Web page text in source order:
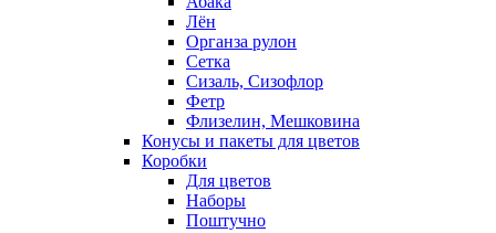
Лён
Органза рулон
Сетка
Сизаль, Сизофлор
Фетр
Флизелин, Мешковина
Конусы и пакеты для цветов
Коробки
Для цветов
Наборы
Поштучно